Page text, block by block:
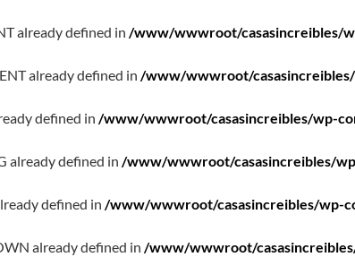
already defined in /www/wwwroot/casasincreibles/
already defined in /www/wwwroot/
defined in /www/wwwroot/casasincreibles/wp-
already defined in /www/wwwroot/casasincreibles/
defined in /www/wwwroot/casasincreibles/wp-
already defined in /www/wwwroot/